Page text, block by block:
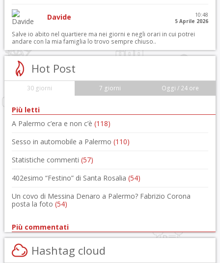
Davide
10:48
5 Aprile 2026
Salve io abito nel quartiere ma nei giorni e negli orari in cui potrei
andare con la mia famiglia lo trovo sempre chiuso..
Hot Post
30 giorni 7 giorni Oggi / 24 ore
Più letti
A Palermo c’era e non c’è (118)
Sesso in automobile a Palermo (110)
Statistiche commenti (57)
402esimo “Festino” di Santa Rosalia (54)
Un covo di Messina Denaro a Palermo? Fabrizio Corona
posta la foto (54)
Più commentati
Hashtag cloud